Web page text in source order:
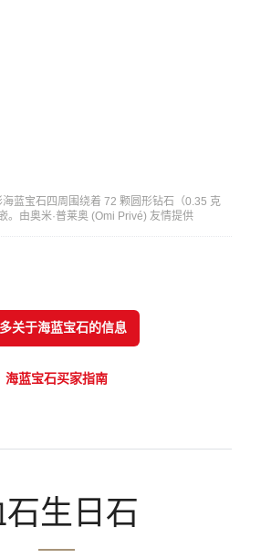
蓝宝石四周围绕着 72 颗圆形钻石（0.35 克
。由奥米·普莱奥 (Omi Privé) 友情提供
关于海蓝宝石的信息
海蓝宝石买家指南
石生日石